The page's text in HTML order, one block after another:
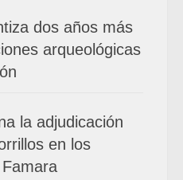
dos años más
arqueológicas
la adjudicación
en los